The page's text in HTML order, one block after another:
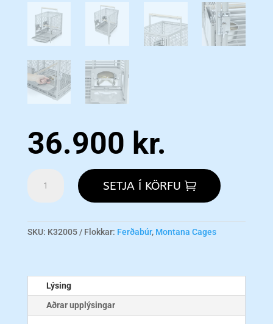
36.900 kr.
Cage
magn
SETJA Í KÖRFU
SKU: K32005 Flokkar: Ferðabúr, Montana Cages
Lýsing
Aðrar upplýsingar